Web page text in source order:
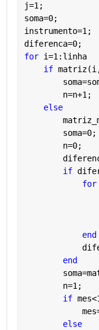
j=1;
soma=0;
instrumento=1;
diferenca=0;
for i=1:linha
if
        n=n+1;
else
        soma=0;
        n=0;
if
for
end
end
        n=1;
if
else